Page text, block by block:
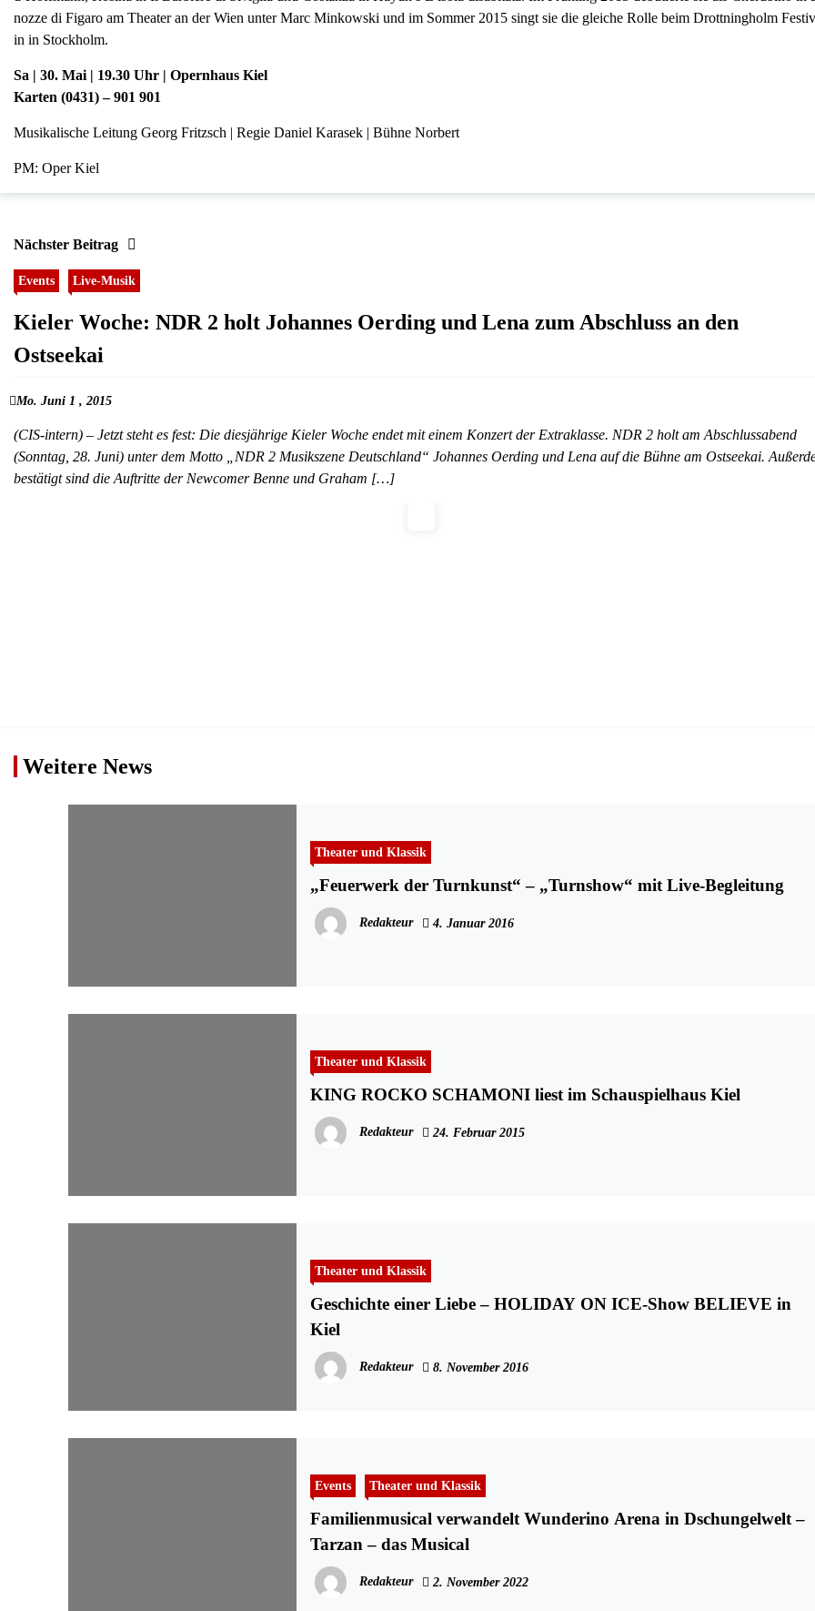
nozze di Figaro am Theater an der Wien unter Marc Minkowski und im Sommer 2015 singt sie die gleiche Rolle beim Drottningholm
in in Stockholm.
Sa | 30. Mai | 19.30 Uhr | Opernhaus Kiel
Karten (0431) – 901 901
Musikalische Leitung Georg Fritzsch | Regie Daniel Karasek | Bühne Norbert
PM: Oper Kiel
Nächster Beitrag
Events Live-Musik
Kieler Woche: NDR 2 holt Johannes Oerding und Lena zum Abschluss an den
Ostseekai
Mo. Juni 1 , 2015
(CIS-intern) – Jetzt steht es fest: Die diesjährige Kieler Woche endet mit einem Konzert der Extraklasse. NDR 2 holt am Abschlussabend
(Sonntag, 28. Juni) unter dem Motto „NDR 2 Musikszene Deutschland“ Johannes Oerding und Lena auf die Bühne am Ostseekai.
bestätigt sind die Auftritte der Newcomer Benne und Graham […]
Weitere News
Theater und Klassik
„Feuerwerk der Turnkunst“ – „Turnshow“ mit Live-Begleitung
Redakteur 4. Januar 2016
Theater und Klassik
KING ROCKO SCHAMONI liest im Schauspielhaus Kiel
Redakteur 24. Februar 2015
Theater und Klassik
Geschichte einer Liebe – HOLIDAY ON ICE-Show BELIEVE in
Kiel
Redakteur 8. November 2016
Events Theater und Klassik
Familienmusical verwandelt Wunderino Arena in Dschungelwelt –
Tarzan – das Musical
Redakteur 2. November 2022